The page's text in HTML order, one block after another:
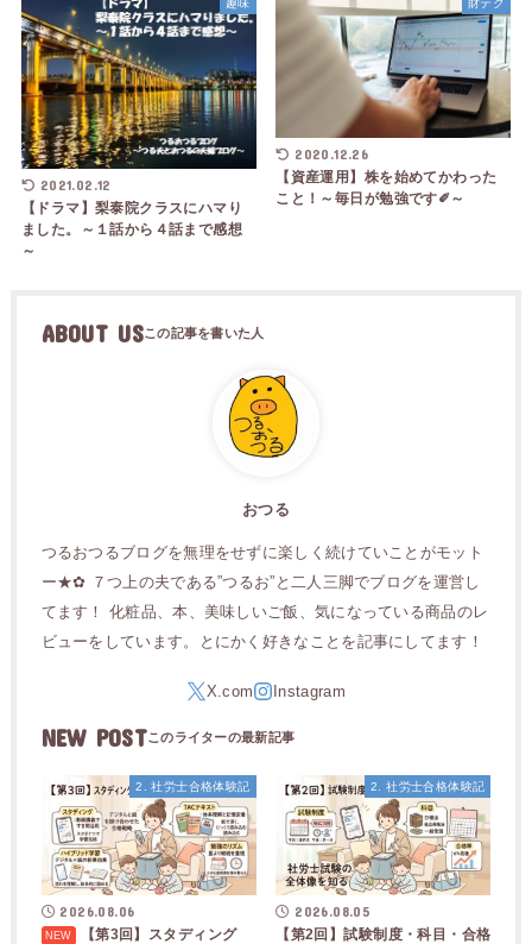
趣味
2021.02.12
【ドラマ】梨泰院クラスにハマり
ました。～１話から４話まで感想
～
財テク
2020.12.26
【資産運用】株を始めてかわった
こと！～毎日が勉強です✐～
ABOUT US
おつる
つるおつるブログを無理をせずに楽しく続けていことがモット
ー★✿ ７つ上の夫である”つるお”と二人三脚でブログを運営し
てます！ 化粧品、本、美味しいご飯、気になっている商品のレ
ビューをしています。とにかく好きなことを記事にしてます！
NEW POST
2. 社労士合格体験記
2026.08.06
【第3回】スタディング
2. 社労士合格体験記
2026.08.05
【第2回】試験制度・科目・合格